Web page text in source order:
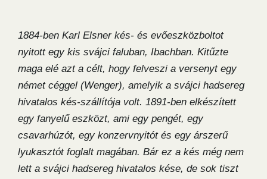
1884-ben Karl Elsner kés- és evőeszközboltot
nyitott egy kis svájci faluban, Ibachban. Kitűzte
maga elé azt a célt, hogy felveszi a versenyt egy
német céggel (Wenger), amelyik a svájci hadsereg
hivatalos kés-szállítója volt. 1891-ben elkészített
egy fanyelű eszközt, ami egy pengét, egy
csavarhúzót, egy konzervnyitót és egy árszerű
lyukasztót foglalt magában. Bár ez a kés még nem
lett a svájci hadsereg hivatalos kése, de sok tiszt